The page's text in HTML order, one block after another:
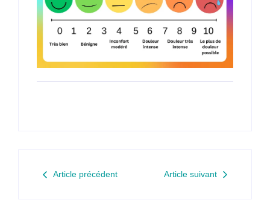
Article précédent Article suivant